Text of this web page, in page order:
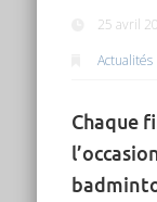
25 avril
Actualités
Chaque